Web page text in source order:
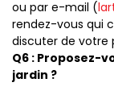
ou par e-mail (
rendez-vous qui
discuter de votre
Q6 : Proposez-
jardin ?